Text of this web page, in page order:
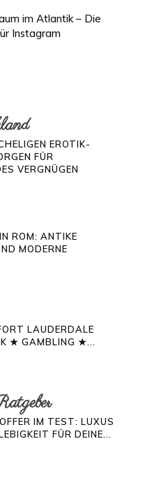
im Atlantik – Die
Instagram
EROTIK-
FÜR
VERGNÜGEN
ROM: ANTIKE
MODERNE
LAUDERDALE
★ GAMBLING ★...
IM TEST: LUXUS
FÜR DEINE...